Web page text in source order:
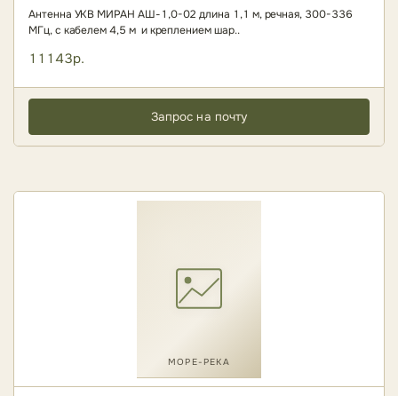
Антенна УКВ МИРАН АШ-1,0-02 длина 1,1 м, речная, 300-336
МГц, с кабелем 4,5 м и креплением шар..
11143р.
Запрос на почту
МОРЕ-РЕКА